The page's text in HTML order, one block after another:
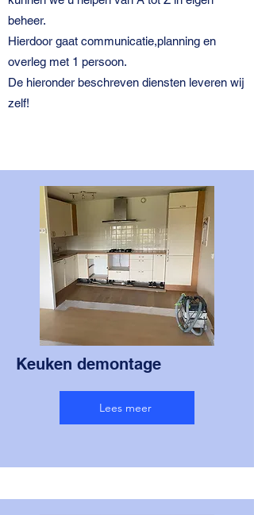
beheer.
Hierdoor gaat communicatie,planning en
overleg met 1 persoon.
De hieronder beschreven diensten leveren wij
zelf!
Keuken demontage
Lees meer